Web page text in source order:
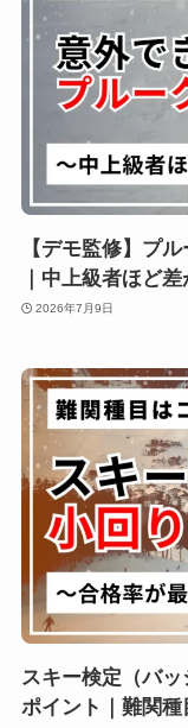
【デモ監修】プ
｜中上級者ほど
2026年7月9日
スキー検定（バ
ポイント｜難関種